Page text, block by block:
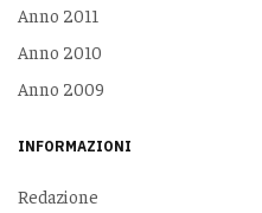
Anno 2011
Anno 2010
Anno 2009
INFORMAZIONI
Redazione